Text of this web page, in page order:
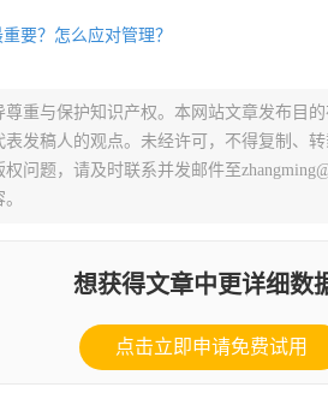
要？怎么应对管理？
尊重与保护知识产权。本网站文章发布目
发稿人的观点。未经许可，不得复制、
问题，请及时联系并发邮件至
想获得文章中更详细数
点击立即申请免费试用